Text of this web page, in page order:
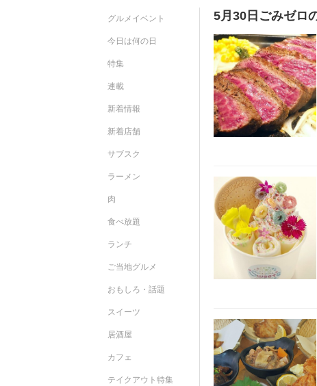
5月30日ごみゼロ
グルメイベント
今日は何の日
特集
連載
新着情報
新着店舗
サブスク
ラーメン
肉
食べ放題
ランチ
ご当地グルメ
おもしろ・話題
スイーツ
居酒屋
カフェ
テイクアウト特集